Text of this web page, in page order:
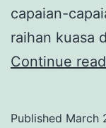
capaian-
raihan kuasa
Continue
Published March